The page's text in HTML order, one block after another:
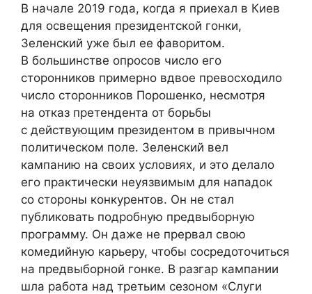
В начале 2019 года, когда я приехал в Киев
для освещения президентской гонки,
Зеленский уже был ее фаворитом.
В большинстве опросов число его
сторонников примерно вдвое превосходило
число сторонников Порошенко, несмотря
на отказ претендента от борьбы
с действующим президентом в привычном
политическом поле. Зеленский вел
кампанию на своих условиях, и это делало
его практически неуязвимым для нападок
со стороны конкурентов. Он не стал
публиковать подробную предвыборную
программу. Он даже не прервал свою
комедийную карьеру, чтобы сосредоточиться
на предвыборной гонке. В разгар кампании
шла работа над третьим сезоном «Слуги